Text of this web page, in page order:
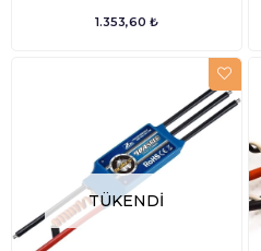
1.353,60 ₺
TÜKENDI